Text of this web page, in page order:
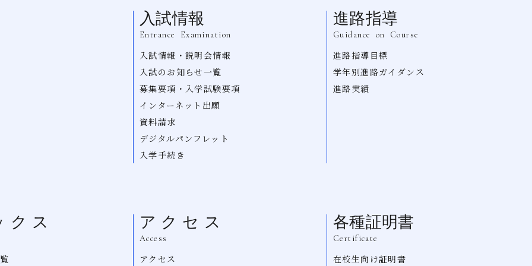
入試情報
Entrance Examination
入試情報・説明会情報
入試のお知らせ一覧
募集要項・入学試験要項
インターネット出願
資料請求
デジタルパンフレット
入学手続き
進路指導
Guidance on Course
進路指導目標
学年別進路ガイダンス
進路実績
クス アクセス
Access
アクセス
各種証明書
Certificate
在校生向け証明書